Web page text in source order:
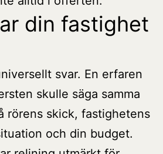
din fastighet
svar. En erfaren
skulle säga samma
rörens skick, fastighetens
och din budget.